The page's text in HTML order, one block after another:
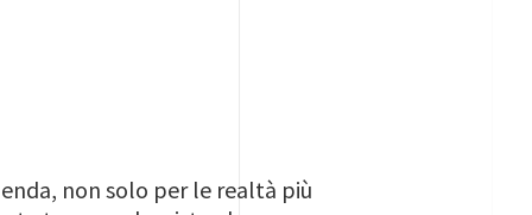
non solo per le realtà più